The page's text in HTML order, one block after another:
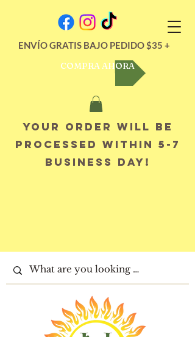
ENVÍO GRATIS BAJO PEDIDO $35 +
COMPRA AHORA
Your order will be
processed within 5-7
business day!